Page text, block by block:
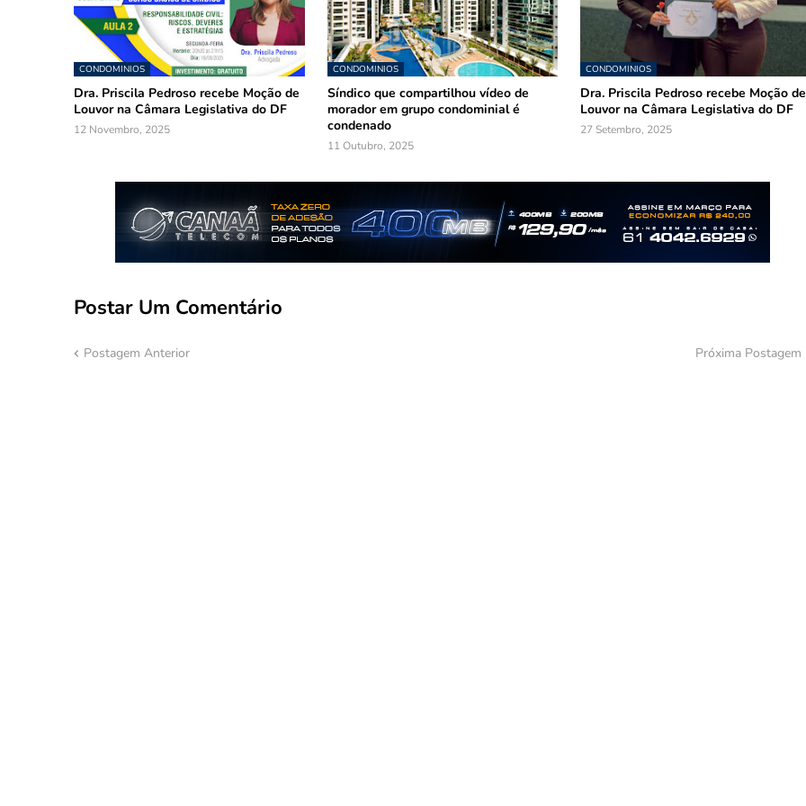
CONDOMINIOS
Dra. Priscila Pedroso recebe Moção de
Louvor na Câmara Legislativa do DF
12 Novembro, 2025
CONDOMINIOS
Síndico que compartilhou vídeo de
morador em grupo condominial é
condenado
11 Outubro, 2025
CONDOMINIOS
Dra. Priscila Pedroso recebe Moção de
Louvor na Câmara Legislativa do DF
27 Setembro, 2025
Postar Um Comentário
Postagem Anterior Próxima Postagem